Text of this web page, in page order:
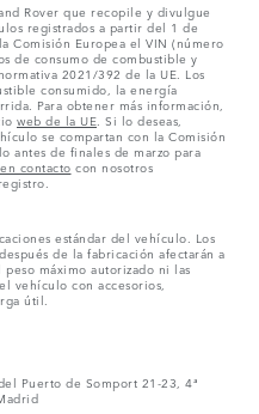
Rover que recopile y divulgue
registrados a partir del 1 de
Comisión Europea el VIN (número
de consumo de combustible y
2021/392 de la UE. Los
consumido, la energía
Para obtener más información,
web de la UE . Si lo deseas,
se compartan con la Comisión
antes de finales de marzo para
contacto con nosotros
estándar del vehículo. Los
de la fabricación afectarán a
máximo autorizado ni las
vehículo con accesorios,
útil.
Puerto de Somport 21-23, 4ª